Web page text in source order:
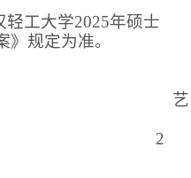
工大学2025年硕士
规定为准。
艺
2